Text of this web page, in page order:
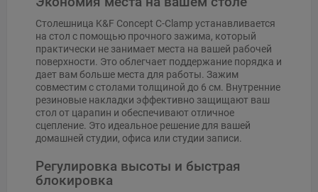
Столешница K&F Concept C-Clamp устанавливается
на стол с помощью прочного зажима, который
практически не занимает места на вашей рабочей
поверхности. Это облегчает поддержание порядка и
дает вам больше места для работы. Зажим
совместим с столами толщиной до 6 см. Внутренние
резиновые накладки эффективно защищают ваш
стол от царапин и обеспечивают отличное
сцепление. Это идеальное решение для вашей
домашней студии, офиса или студии записи.
Регулировка высоты и быстрая
блокировка